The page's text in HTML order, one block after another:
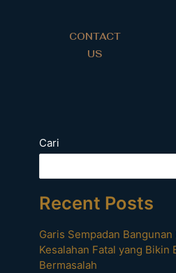
CONTACT
US
Cari
Recent Posts
Garis Sempadan Bangunan
Kesalahan Fatal yang Bikin
Bermasalah